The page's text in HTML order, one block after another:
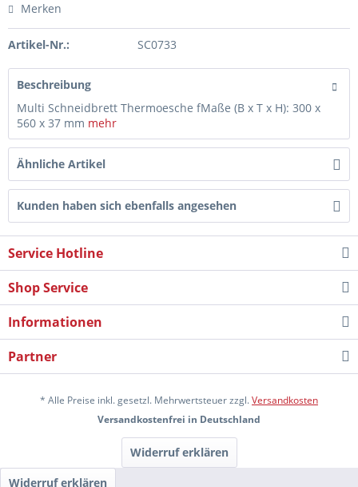
Merken
Artikel-Nr.: SC0733
Beschreibung
Multi Schneidbrett Thermoesche fMaße (B x T x H): 300 x
560 x 37 mm mehr
Ähnliche Artikel
Kunden haben sich ebenfalls angesehen
Service Hotline
Shop Service
Informationen
Partner
* Alle Preise inkl. gesetzl. Mehrwertsteuer zzgl.Versandkosten
Versandkostenfrei in Deutschland
Widerruf erklären
Widerruf erklären